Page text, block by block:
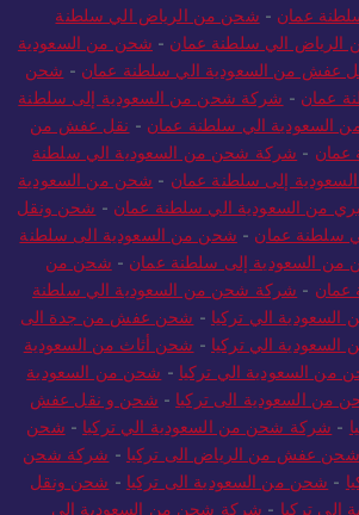
عمان - شحن من الرياض الي سلطنة
الي سلطنة عمان - شحن من السعودية
عفش من السعودية الي سلطنة عمان - شحن
عمان - شركة شحن من السعودية إلى سلطنة
الي سلطنة عمان - نقل عفش من
عمان - شركة شحن من السعودية الي سلطنة
إلى سلطنة عمان - شحن من السعودية
من السعودية الي سلطنة عمان - شحن ونقل
سلطنة عمان - شحن من السعودية الى سلطنة
السعودية إلى سلطنة عمان - شحن من
عمان - شركة شحن من السعودية الي سلطنة
الي تركيا - شحن عفش من جدة الى
الي تركيا - شحن أثاث من السعودية
السعودية الي تركيا - شحن من السعودية
من السعودية الى تركيا - شحن و نقل عفش
- شركة شحن من السعودية الي تركيا - شحن
شحن عفش من الرياض الى تركيا - شركة شحن
- شحن من السعودية الى تركيا - شحن ونقل
تركيا - شركة شحن من السعودية الى